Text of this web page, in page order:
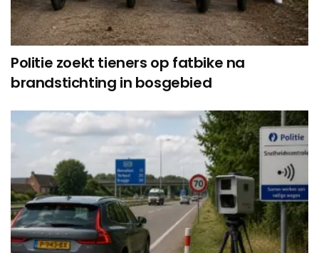
Politie zoekt tieners op fatbike na
brandstichting in bosgebied